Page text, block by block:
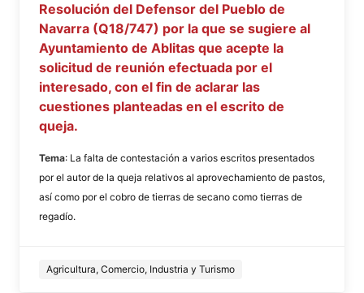
Resolución del Defensor del Pueblo de
Navarra (Q18/747) por la que se sugiere al
Ayuntamiento de Ablitas que acepte la
solicitud de reunión efectuada por el
interesado, con el fin de aclarar las
cuestiones planteadas en el escrito de
queja.
Tema: La falta de contestación a varios escritos presentados
por el autor de la queja relativos al aprovechamiento de pastos,
así como por el cobro de tierras de secano como tierras de
regadío.
Agricultura, Comercio, Industria y Turismo